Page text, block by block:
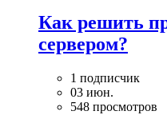
Как решить
сервером?
1 подписчик
03 июн.
548 просмотров